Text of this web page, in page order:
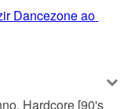
Dancezone ao
Hardcore [90's